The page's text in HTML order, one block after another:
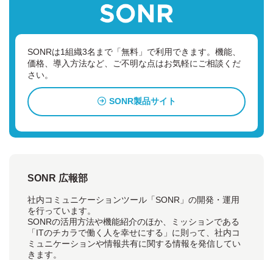
SONRは1組織3名まで「無料」で利用できます。 機能、
価格、導入方法など、ご不明な点はお気軽にご相談くだ
さい。
SONR製品サイト
SONR 広報部
社内コミュニケーションツール「SONR」の開発・運用
を行っています。
SONRの活用方法や機能紹介のほか、ミッションである
「ITのチカラで働く人を幸せにする」に則って、社内コ
ミュニケーションや情報共有に関する情報を発信してい
きます。